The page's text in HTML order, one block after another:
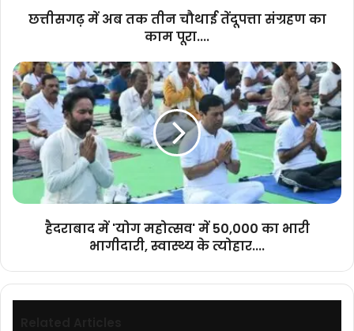
पूरा....छत्तीसगढ़ में अब तक तीन चौथाई तेंदूपत्ता संग्रहण का
काम पूरा....
हैदराबाद
में
'योग
महोत्सव'
में
50,000
का
भारी
भागीदारी,
हैदराबाद में 'योग महोत्सव' में 50,000 का भारी
भागीदारी, स्वास्थ्य के त्योहार....